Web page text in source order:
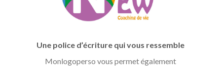
Une police d’écriture qui vous ressemble
Monlogoperso vous permet également